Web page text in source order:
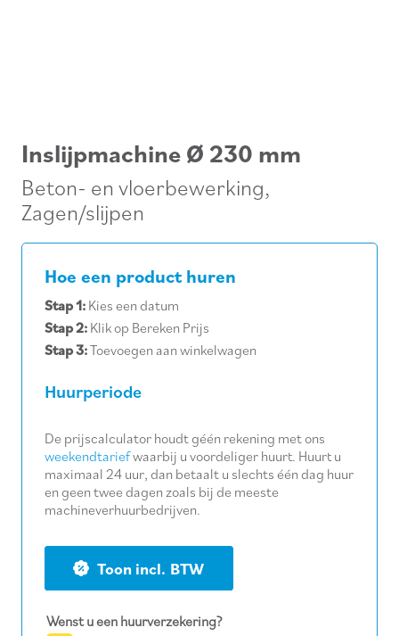
Inslijpmachine Ø 230 mm
Beton- en vloerbewerking,
Zagen/slijpen
Hoe een product huren
Stap 1: Kies een datum
Stap 2: Klik op Bereken Prijs
Stap 3:Toevoegen aan winkelwagen
Huurperiode
De prijscalculator houdt géén rekening met ons
weekendtariefwaarbij u voordeliger huurt. Huurt u
maximaal 24 uur, dan betaalt u slechts één dag huur
en geen twee dagen zoals bij de meeste
machineverhuurbedrijven.
BTW
Wenst u een huurverzekering?